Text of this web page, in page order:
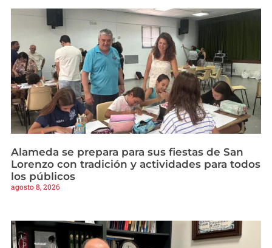
Alameda se prepara para sus fiestas de San
Lorenzo con tradición y actividades para todos
los públicos
agosto 8, 2026